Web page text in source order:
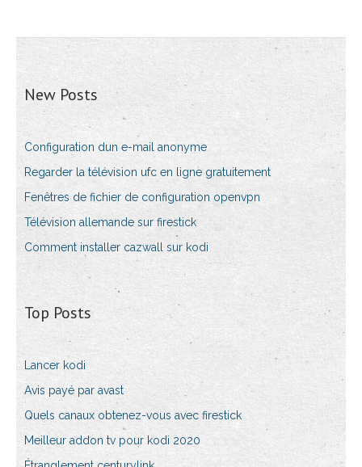
New Posts
Configuration dun e-mail anonyme
Regarder la télévision ufc en ligne gratuitement
Fenêtres de fichier de configuration openvpn
Télévision allemande sur firestick
Comment installer cazwall sur kodi
Top Posts
Lancer kodi
Avis payé par avast
Quels canaux obtenez-vous avec firestick
Meilleur addon tv pour kodi 2020